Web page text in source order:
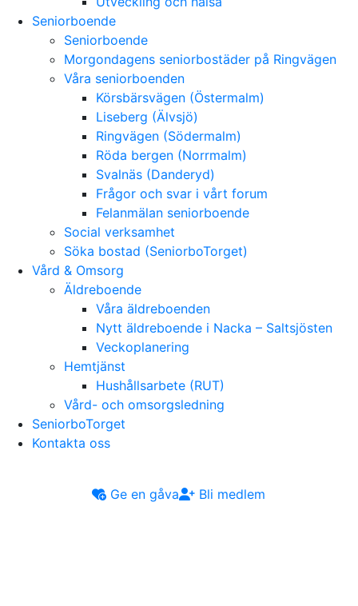
Seniorboende
Seniorboende
Morgondagens seniorbostäder på Ringvägen
Våra seniorboenden
Körsbärsvägen (Östermalm)
Liseberg (Älvsjö)
Ringvägen (Södermalm)
Röda bergen (Norrmalm)
Svalnäs (Danderyd)
Frågor och svar i vårt forum
Felanmälan seniorboende
Social verksamhet
Söka bostad (SeniorboTorget)
Vård & Omsorg
Äldreboende
Våra äldreboenden
Nytt äldreboende i Nacka – Saltsjösten
Veckoplanering
Hemtjänst
Hushållsarbete (RUT)
Vård- och omsorgsledning
SeniorboTorget
Kontakta oss
Ge en gåva Bli medlem